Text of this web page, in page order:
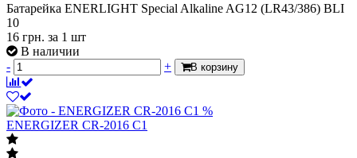
Батарейка ENERLIGHT Special Alkaline AG12 (LR43/386) BLI
10
16 грн. за 1 шт
В наличии
-
+ В корзину
%
ENERGIZER CR-2016 C1